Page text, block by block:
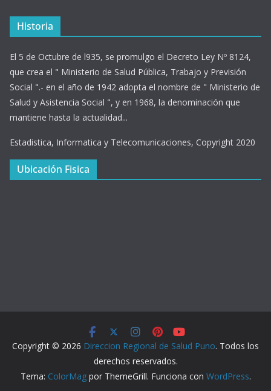
Historia
El 5 de Octubre de l935, se promulgo el Decreto Ley Nº 8124,
que crea el " Ministerio de Salud Pública, Trabajo y Previsión
Social ".- en el año de 1942 adopta el nombre de " Ministerio de
Salud y Asistencia Social ", y en 1968, la denominación que
mantiene hasta la actualidad...
Estadistica, Informatica y Telecomunicaciones, Copyright 2020
Ubicación Fisica
Copyright © 2026 Direccion Regional de Salud Puno. Todos los
derechos reservados.
Tema: ColorMagpor ThemeGrill. Funciona con WordPress.